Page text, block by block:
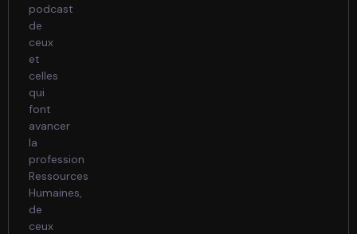
podcast
de
ceux
et
celles
qui
font
avancer
la
profession
Ressources
Humaines,
de
ceux